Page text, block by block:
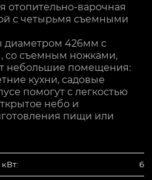
отопительно-варочная
с четырьмя съемными
диаметром 426мм с
со съемным ножками,
небольшие помещения:
кухни, садовые
помогут с легкостью
небо и
пищи или
6